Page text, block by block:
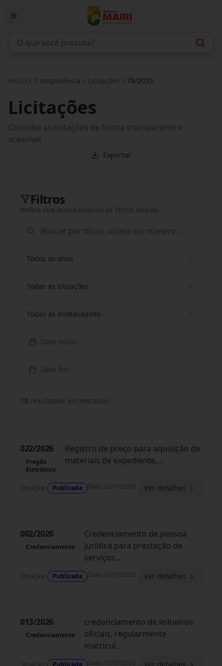
Início Transparência Licitações 78/2025
Licitações
Consulte as licitações de forma transparente e
acessível.
Exportar
Filtros
Refine sua busca usando os filtros abaixo
Todos os anos
Todas as situações
Todas as modalidades
Data início
Data fim
10 resultados encontrados
022/2026
Pregão
Eletrônico
Registro de preço para aquisição de
materiais de expediente,...
Situação: Publicada Data: 22/07/2026 Ver detalhes
002/2026
Credenciamento
Credenciamento de pessoa
jurídica para prestação de
serviços...
Situação: Publicada Data: 16/07/2026 Ver detalhes
013/2026
Credenciamento
credenciamento de leiloeiros
oficiais, regularmente
matricul...
Situação: Publicada Data: 15/07/2026